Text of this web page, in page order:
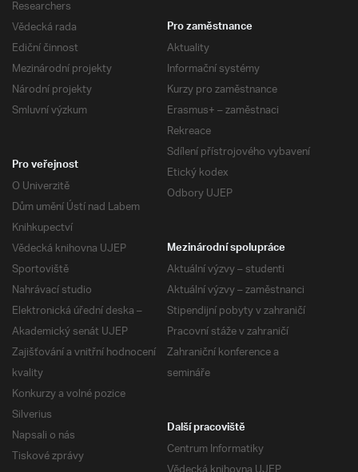
Researchers
Vědecká rada
Ediční činnost
Mezinárodní projekty
Národní projekty
Smluvní výzkum
Pro zaměstnance
Aktuality
Informační systémy
Kurzy pro zaměstnance
Erasmus+ – zaměstnaci
Rekreace
Sdílení přístrojového vybavení
Etický kodex
Odbory UJEP
Pro veřejnost
O Univerzitě
Dům umění Ústí nad Labem
Knihkupectví
Vědecká knihovna UJEP
Sportoviště
Nahrávací studio
Elektronická úřední deska –
Akademický senát UJEP
Zajišťování a vnitřní hodnocení
kvality
Konkurzy a volné pozice
Silverius
Napsali o nás
Tiskové zprávy
Mezinárodní spolupráce
Aktuální výzvy – studenti
Aktuální výzvy – zaměstnanci
Stipendijní pobyty v zahraničí
Pracovní stáže v zahraničí
Zahraniční konference a
semináře
Další pracoviště
Centrum Informatiky